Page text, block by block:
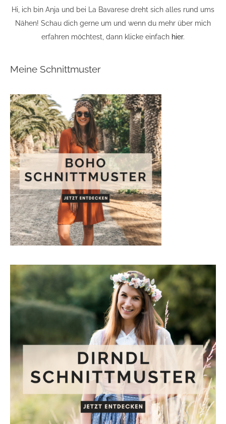
Hi, ich bin Anja und bei La Bavarese dreht sich alles rund ums
Nähen! Schau dich gerne um und wenn du mehr über mich
erfahren möchtest, dann klicke einfach hier.
Meine Schnittmuster